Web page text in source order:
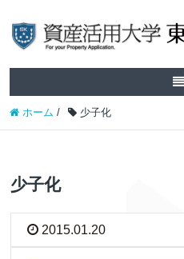
ホーム / 少子化
少子化
2015.01.20